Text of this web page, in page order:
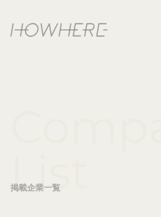
掲載企業一覧
List